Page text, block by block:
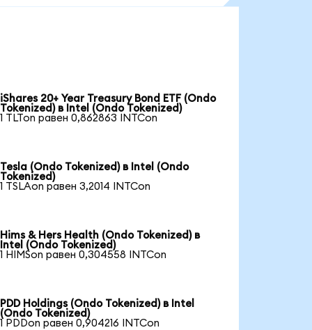
iShares 20+ Year Treasury Bond ETF (Ondo
Tokenized) в Intel (Ondo Tokenized)
1 TLTon равен 0,862863 INTCon
Tesla (Ondo Tokenized) в Intel (Ondo
Tokenized)
1 TSLAon равен 3,2014 INTCon
Hims & Hers Health (Ondo Tokenized) в
Intel (Ondo Tokenized)
1 HIMSon равен 0,304558 INTCon
PDD Holdings (Ondo Tokenized) в Intel
(Ondo Tokenized)
1 PDDon равен 0,904216 INTCon